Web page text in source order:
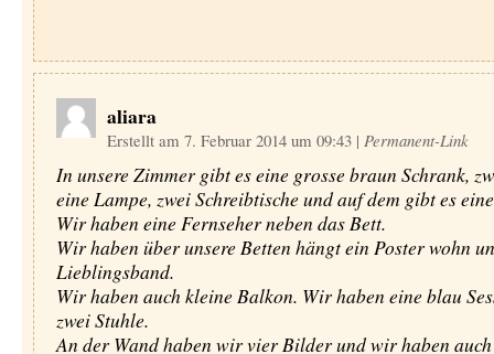
aliara
Erstellt am 7. Februar 2014 um 09:43 | Permanent-Link
In unsere Zimmer gibt es eine grosse braun Schrank,
eine Lampe, zwei Schreibtische und auf dem gibt es
Wir haben eine Fernseher neben das Bett.
Wir haben über unsere Betten hängt ein Poster wohn
Lieblingsband.
Wir haben auch kleine Balkon. Wir haben eine blau
zwei Stuhle.
An der Wand haben wir vier Bilder und wir haben